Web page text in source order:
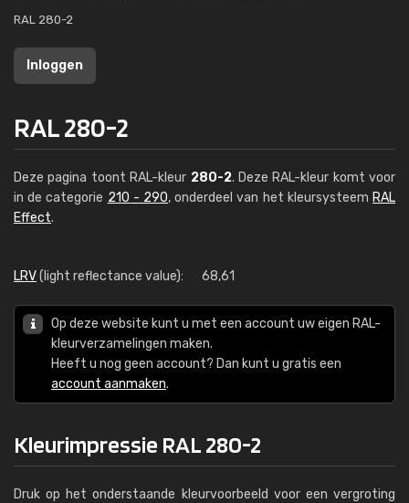
RAL 280-2
Inloggen
RAL 280-2
Deze pagina toont RAL-kleur 280-2. Deze RAL-kleur komt voor
in de categorie 210 - 290, onderdeel van het kleursysteem RAL
Effect.
LRV(light reflectance value): 68,61
Op deze website kunt u met een account uw eigen RAL-
kleurverzamelingen maken.
Heeft u nog geen account? Dan kunt u gratis een
account aanmaken.
Kleurimpressie RAL 280-2
Druk op het onderstaande kleurvoorbeeld voor een vergroting